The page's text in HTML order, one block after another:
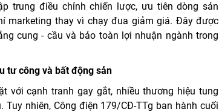
trung điều chỉnh chiến lược, ưu tiên dòng sản
marketing thay vì chạy đua giảm giá. Đây được
cung - cầu và bảo toàn lợi nhuận ngành trong
tư công và bất động sản
với cạnh tranh gay gắt, nhiều thương hiệu tung
Tuy nhiên, Công điện 179/CĐ-TTg ban hành cuối